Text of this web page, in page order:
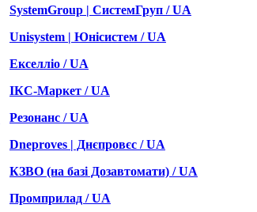
SystemGroup | СистемГруп / UA
Unisystem | Юнісистем / UA
Екселліо / UA
ІКС-Маркет / UA
Резонанс / UA
Dneproves | Днєпровєс / UA
КЗВО (на базі Дозавтомати) / UA
Промприлад / UA